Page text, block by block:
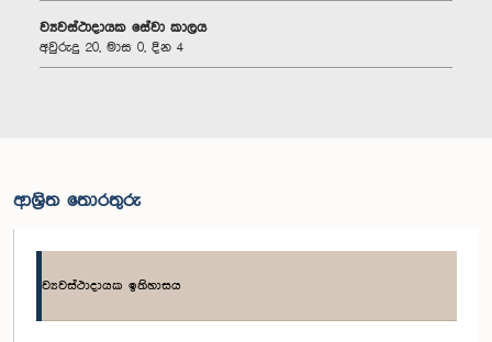
ව්‍යවස්ථාදායක සේවා කාලය
අවුරුදු 20, මාස 0, දින 4
ආශ්‍රිත තොරතුරු
ව්‍යවස්ථාදායක ඉතිහාසය